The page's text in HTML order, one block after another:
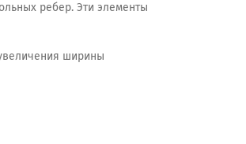
ребер. Эти элементы
ширины